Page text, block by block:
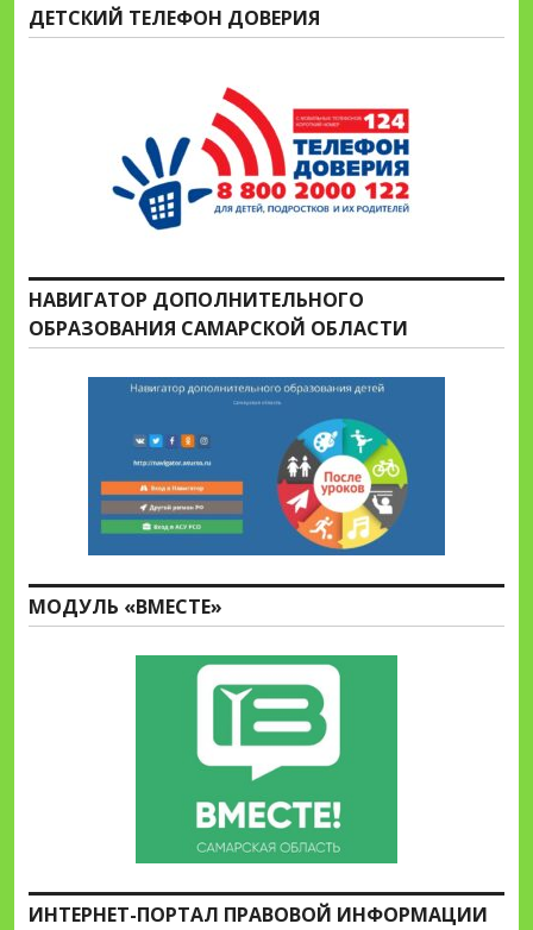
ДЕТСКИЙ ТЕЛЕФОН ДОВЕРИЯ
НАВИГАТОР ДОПОЛНИТЕЛЬНОГО
ОБРАЗОВАНИЯ САМАРСКОЙ ОБЛАСТИ
МОДУЛЬ «ВМЕСТЕ»
ИНТЕРНЕТ-ПОРТАЛ ПРАВОВОЙ ИНФОРМАЦИИ